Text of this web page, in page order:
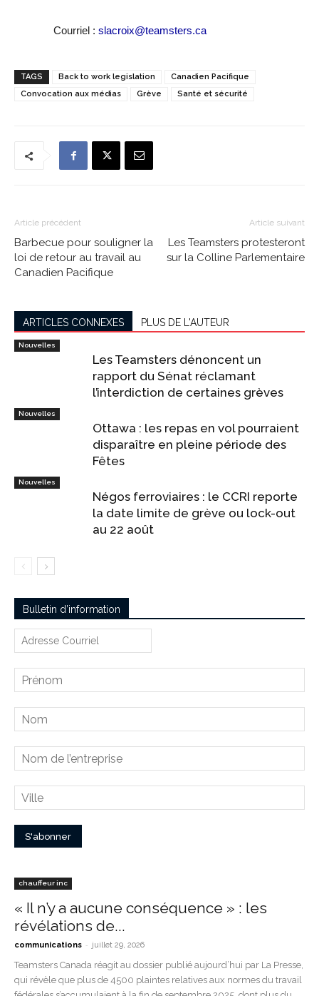
Courriel :slacroix@teamsters.ca
TAGS Back to work legislation
Canadien Pacifique
Convocation aux médias
Grève Santé et sécurité
Article précédent
Barbecue pour souligner la
loi de retour au travail au
Canadien Pacifique
Article suivant
Les Teamsters protesteront
sur la Colline Parlementaire
ARTICLES CONNEXES PLUS DE L'AUTEUR
Nouvelles
Les Teamsters dénoncent un
rapport du Sénat réclamant
l’interdiction de certaines grèves
Nouvelles
Ottawa : les repas en vol pourraient
disparaître en pleine période des
Fêtes
Nouvelles
Négos ferroviaires : le CCRI reporte
la date limite de grève ou lock-out
au 22 août
Bulletin d’information
chauffeur inc
« Il n’y a aucune conséquence » : les
révélations de...
communications - juillet 29, 2026
Teamsters Canada réagit au dossier publié aujourd’hui par La Presse,
qui révèle que plus de 4500 plaintes relatives aux normes du travail